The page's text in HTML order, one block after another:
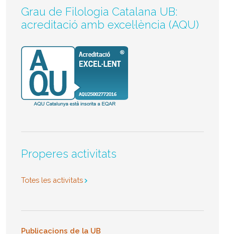
Grau de Filologia Catalana UB:
acreditació amb excel·lència (AQU)
Properes activitats
Totes les activitats
Publicacions de la UB